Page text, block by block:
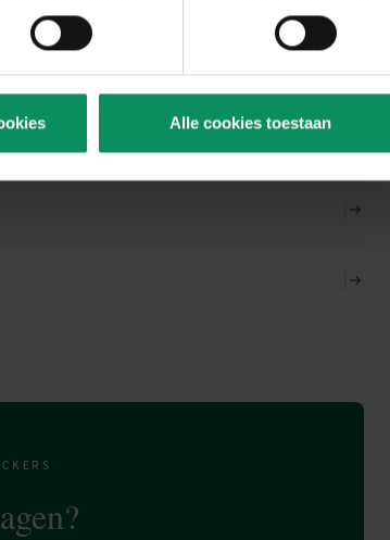
opnieuw te openen via de link
Alle cookies toestaan